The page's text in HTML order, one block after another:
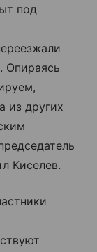
под
Опираясь
из других
Киселев.